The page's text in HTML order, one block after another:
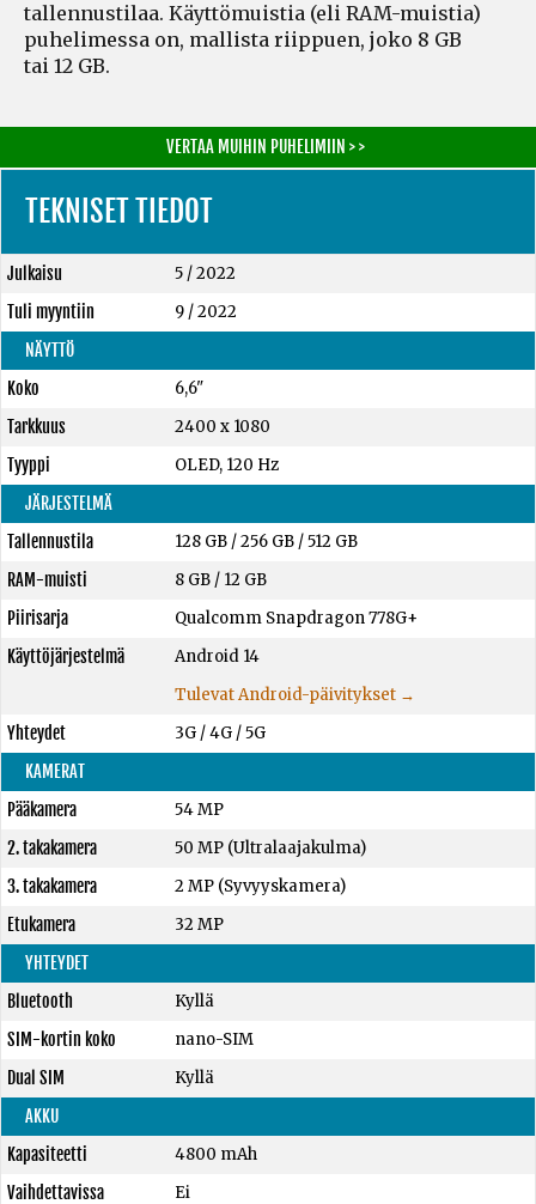
tallennustilaa. Käyttömuistia (eli RAM-muistia)
puhelimessa on, mallista riippuen, joko 8 GB
tai 12 GB.
VERTAA MUIHIN PUHELIMIIN > >
TEKNISET TIEDOT
Julkaisu
5 / 2022
Tuli myyntiin
9 / 2022
NÄYTTÖ
Koko
6,6"
Tarkkuus
2400 x 1080
Tyyppi
OLED, 120 Hz
JÄRJESTELMÄ
Tallennustila
128 GB/256 GB/512 GB
RAM-muisti
8 GB/ 12 GB
Piirisarja
Qualcomm Snapdragon 778G+
Käyttöjärjestelmä
Android 14
Tulevat Android-päivitykset →
Yhteydet
3G / 4G / 5G
KAMERAT
Pääkamera
54 MP
2. takakamera
50 MP (Ultralaajakulma)
3. takakamera
2 MP (Syvyyskamera)
Etukamera
32 MP
YHTEYDET
Bluetooth
Kyllä
SIM-kortin koko
nano-SIM
Dual SIM
Kyllä
AKKU
Kapasiteetti
4800 mAh
Vaihdettavissa
Ei